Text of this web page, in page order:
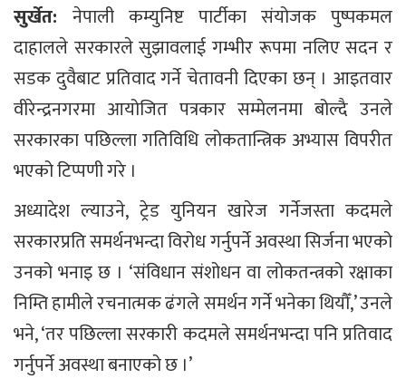
सुर्खेत: नेपाली कम्युनिष्ट पार्टीका संयोजक पुष्पकमल
दाहालले सरकारले सुझावलाई गम्भीर रूपमा नलिए सदन र
सडक दुवैबाट प्रतिवाद गर्ने चेतावनी दिएका छन् । आइतवार
वीरेन्द्रनगरमा आयोजित पत्रकार सम्मेलनमा बोल्दै उनले
सरकारका पछिल्ला गतिविधि लोकतान्त्रिक अभ्यास विपरीत
भएको टिप्पणी गरे ।
अध्यादेश ल्याउने, ट्रेड युनियन खारेज गर्नेजस्ता कदमले
सरकारप्रति समर्थनभन्दा विरोध गर्नुपर्ने अवस्था सिर्जना भएको
उनको भनाइ छ । ‘संविधान संशोधन वा लोकतन्त्रको रक्षाका
निम्ति हामीले रचनात्मक ढंगले समर्थन गर्ने भनेका थियौँ,’ उनले
भने, ‘तर पछिल्ला सरकारी कदमले समर्थनभन्दा पनि प्रतिवाद
गर्नुपर्ने अवस्था बनाएको छ ।’